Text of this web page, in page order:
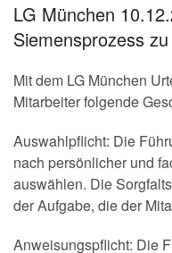
LG München
Siemensprozess
Mit dem LG München
Mitarbeiter folgende
Auswahlpflicht: Die
nach persönlicher und
auswählen. Die
der Aufgabe, die der
Anweisungspflicht: Die